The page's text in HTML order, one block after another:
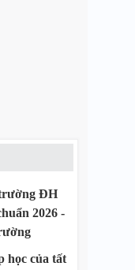
ĐH
2026 -
học của tất